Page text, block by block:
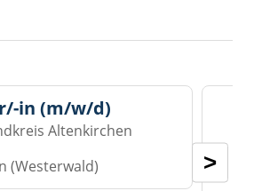
in (m/w/d)
Altenkirchen
(Westerwald)
>